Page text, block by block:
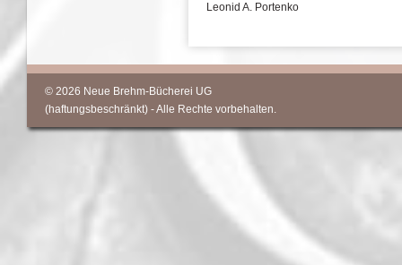
Leonid A. Portenko
© 2026 Neue Brehm-Bücherei UG
(haftungsbeschränkt) - Alle Rechte vorbehalten.